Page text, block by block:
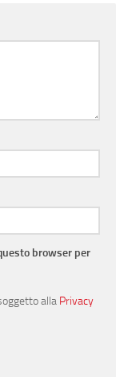
browser per
alla Privacy